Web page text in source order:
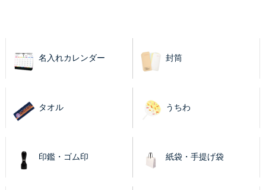
名入れカレンダー 封筒
タオル うちわ
印鑑・ゴム印 紙袋・手提げ袋